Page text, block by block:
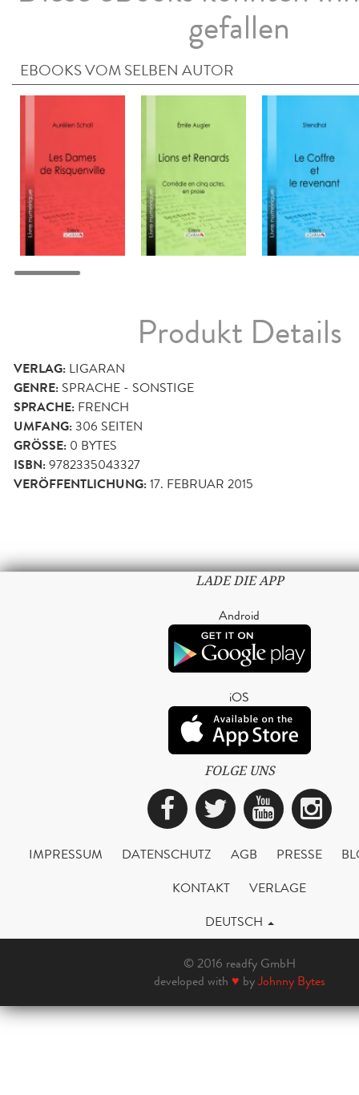
gefallen
EBOOKS VOM SELBEN AUTOR
Produkt Details
VERLAG: LIGARAN
GENRE: SPRACHE - SONSTIGE
SPRACHE: FRENCH
UMFANG:306 SEITEN
GRÖSSE: 0 BYTES
ISBN:9782335043327
VERÖFFENTLICHUNG:17. FEBRUAR 2015
LADE DIE APP
Android
iOS
FOLGE UNS
Facebook
Twitter
IMPRESSUM DATENSCHUTZ AGB PRESSE
KONTAKT
VERLAGE
DEUTSCH
© 2016 readfy GmbH
developed with ♥ byJohnny Bytes